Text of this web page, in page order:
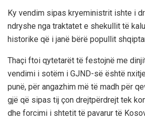
Ky vendim sipas kryeministrit ishte i
ndryshe nga traktatet e shekullit të
historike që i janë bërë popullit
Thaçi ftoi qytetarët të festojnë me
vendimi i sotëm i GJND-së është
punë, për angazhim më të madh për
gjë që sipas tij çon drejtpërdrejt tek
dhe forcimi i shtetit të pavarur të